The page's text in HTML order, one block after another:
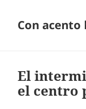
Con acento
El
el centro